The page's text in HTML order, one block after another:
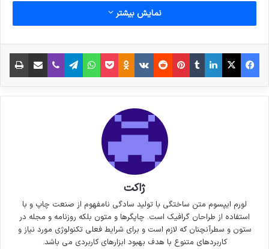
نمایش بیشتر
فیس بوک X لینکدین
‫تامبلر‫پین‌ترست
‫رددیت‫VKontakte
‫Odnoklassniki
پاکتواتس آپ تلگراموایبر اشتراک گذاری از طریق ایمیل
ژاکت
لورم ایپسوم متن ساختگی با تولید سادگی نامفهوم از صنعت چاپ و با
استفاده از طراحان گرافیک است. چاپگرها و متون بلکه روزنامه و مجله در
ستون و سطرآنچنان که لازم است و برای شرایط فعلی تکنولوژی مورد نیاز و
کاربردهای متنوع با هدف بهبود ابزارهای کاربردی می باشد.